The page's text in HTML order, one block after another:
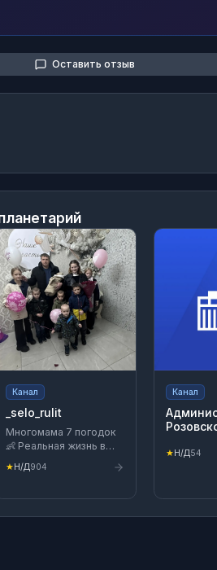
Оставить отзыв
Канал
_selo_rulit
Многомама 7 погодок
👶 Реальная жизнь в
деревне 🏡 Жена
вахтовика 🏗️
★Н/Д904
Канал
★Н/Д54